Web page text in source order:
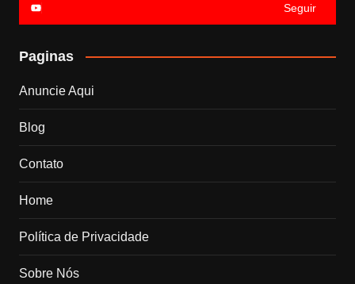
Seguir
Paginas
Anuncie Aqui
Blog
Contato
Home
Política de Privacidade
Sobre Nós